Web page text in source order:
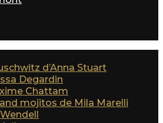
d’Anna Stuart
Degardin
Chattam
mojitos de Mila Marelli